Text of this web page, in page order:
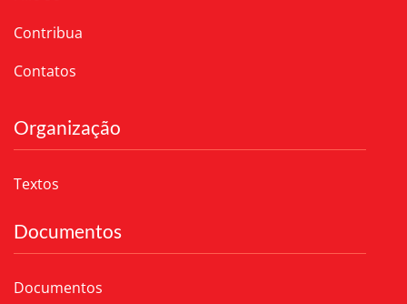
Contribua
Contatos
Organização
Textos
Documentos
Documentos